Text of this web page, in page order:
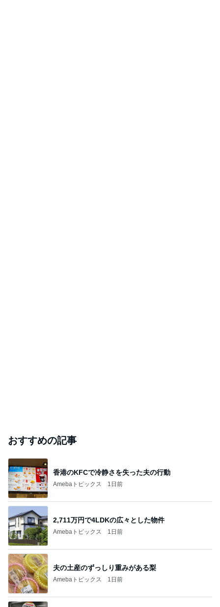
おすすめの記事
香港のKFCで冷静さを失った夫の行動
Amebaトピックス 1日前
2,711万円で4LDKの広々とした物件
Amebaトピックス 1日前
夫の土産のずっしり重みがある梨
Amebaトピックス 1日前